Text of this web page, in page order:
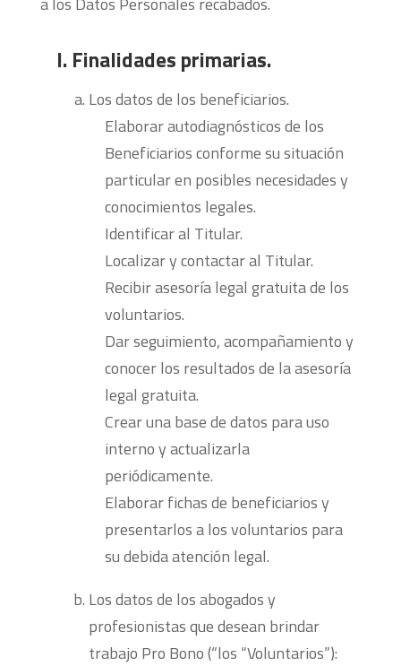
I. Finalidades primarias.
Los datos de los beneficiarios.
Elaborar autodiagnósticos de los
Beneficiarios conforme su situación
particular en posibles necesidades y
conocimientos legales.
Identificar al Titular.
Localizar y contactar al Titular.
Recibir asesoría legal gratuita de los
voluntarios.
Dar seguimiento, acompañamiento y
conocer los resultados de la asesoría
legal gratuita.
Crear una base de datos para uso
interno y actualizarla
periódicamente.
Elaborar fichas de beneficiarios y
presentarlos a los voluntarios para
su debida atención legal.
Los datos de los abogados y
profesionistas que desean brindar
trabajo Pro Bono (“los “Voluntarios”):